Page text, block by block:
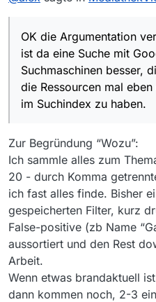
Richtung.
OK die Argumentation
ist da eine Suche mit
Suchmaschinen besser,
die Ressourcen mal
im Suchindex zu haben.
Zur Begründung “Wozu”:
Ich sammle alles zum
20 - durch Komma
ich fast alles finde. Bisher
gespeicherten Filter, kurz
False-positive (zb Name
aussortiert und den Rest
Arbeit.
Wenn etwas brandaktuell
dann kommen noch, 2-3